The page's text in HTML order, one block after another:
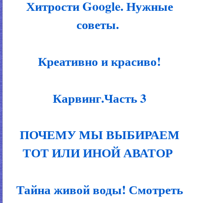
Хитрости Google. Нужные
советы.
Креативно и красиво!
Карвинг.Часть 3
ПОЧЕМУ МЫ ВЫБИРАЕМ
ТОТ ИЛИ ИНОЙ АВАТОР
Тайна живой воды! Смотреть